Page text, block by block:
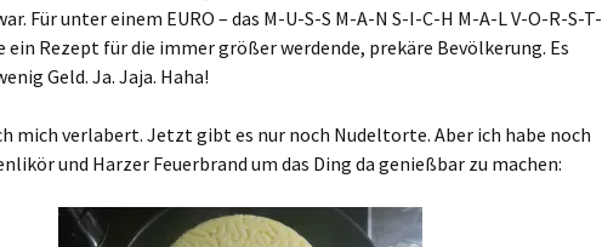
Für unter einem EURO – das M-U-S-S M-A-N S-I-C-H M-A-L V-O-R-S-T-
ein Rezept für die immer größer werdende, prekäre Bevölkerung. Es
Geld. Ja. Jaja. Haha!
mich verlabert. Jetzt gibt es nur noch Nudeltorte. Aber ich habe noch
und Harzer Feuerbrand um das Ding da genießbar zu machen: